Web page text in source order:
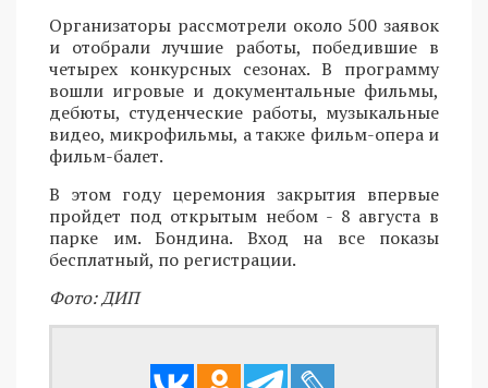
Организаторы рассмотрели около 500 заявок
и отобрали лучшие работы, победившие в
четырех конкурсных сезонах. В программу
вошли игровые и документальные фильмы,
дебюты, студенческие работы, музыкальные
видео, микрофильмы, а также фильм-опера и
фильм-балет.
В этом году церемония закрытия впервые
пройдет под открытым небом - 8 августа в
парке им. Бондина. Вход на все показы
бесплатный, по регистрации.
Фото: ДИП